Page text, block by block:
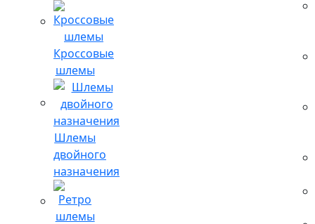
Кроссовые
шлемы
Шлемы
двойного
назначения